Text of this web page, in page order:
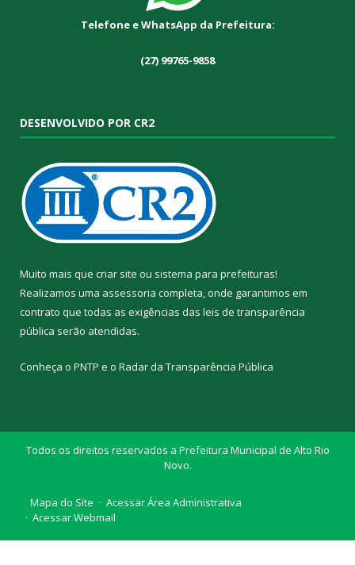
Telefone e WhatsApp da Prefeitura:
(27) 99765-9858
DESENVOLVIDO POR CR2
Muito mais que criar site ou sistema para prefeituras!
Realizamos uma assessoria completa, onde garantimos em
contrato que todas as exigências das leis de transparência
pública serão atendidas.
Conheça o PNTP e o Radar da Transparência Pública
Todos os direitos reservados a Prefeitura Municipal de Alto Rio
Novo.
Mapa do Site
Acessar Área Administrativa
Acessar Webmail